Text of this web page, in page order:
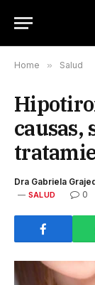
Home » Salud
causas,
Dra Gabriela
SALUD 0